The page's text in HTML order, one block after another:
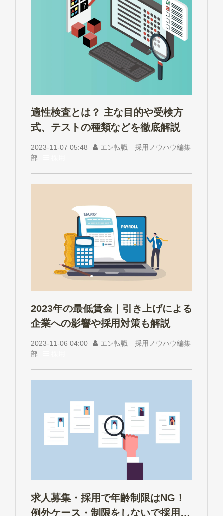
適性検査とは？ 主な目的や受検方
式、テストの種類などを徹底解説
2023-11-07 05:48
エン転職 採用ノウハウ編集
部
2023年の最低賃金｜引き上げによる
企業への影響や採用対策も解説
2023-11-06 04:00
エン転職 採用ノウハウ編集
部
求人募集・採用で年齢制限はNG！
例外ケース・制限をしないで採用す